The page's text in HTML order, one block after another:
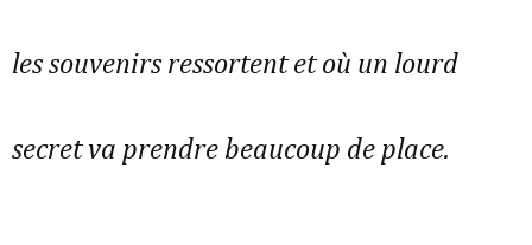
les souvenirs ressortent et où un lourd
secret va prendre beaucoup de place.